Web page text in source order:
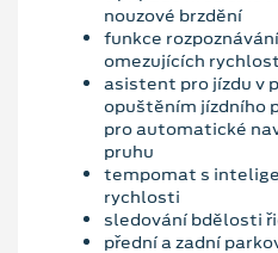
nouzové brzdění
funkce
omezujících
asistent pro jízdu v
opuštěním jízdního
pro automatické
pruhu
tempomat s
rychlosti
sledování bdělosti
přední a zadní